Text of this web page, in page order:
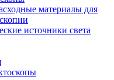
материалы для
источники света